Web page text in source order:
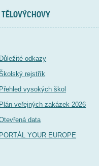
Důležité odkazy
rejstřík
Přehled vysokých škol
Plán veřejných zakázek 2026
data
PORTÁL YOUR EUROPE